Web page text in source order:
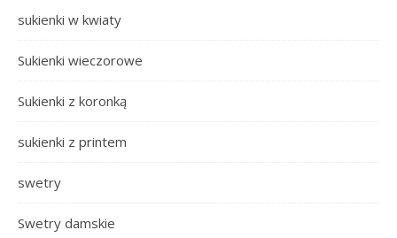
sukienki w kwiaty
Sukienki wieczorowe
Sukienki z koronką
sukienki z printem
swetry
Swetry damskie